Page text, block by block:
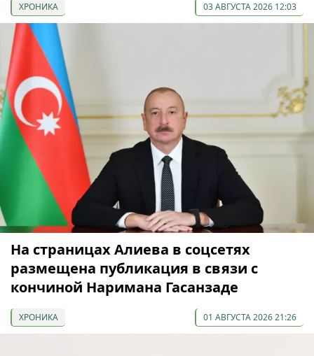
ХРОНИКА 03 АВГУСТА 2026 12:03
На страницах Алиева в соцсетях
размещена публикация в связи с
кончиной Наримана Гасанзаде
ХРОНИКА 01 АВГУСТА 2026 21:26